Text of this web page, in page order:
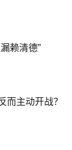
赖清德”
而主动开战？